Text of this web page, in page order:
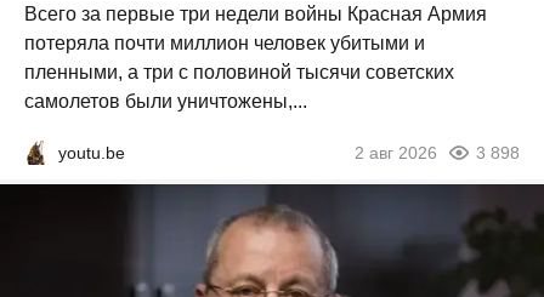
Всего за первые три недели войны Красная Армия
потеряла почти миллион человек убитыми и
пленными, а три с половиной тысячи советских
самолетов были уничтожены,...
youtu.be 2 авг 2026 3 898